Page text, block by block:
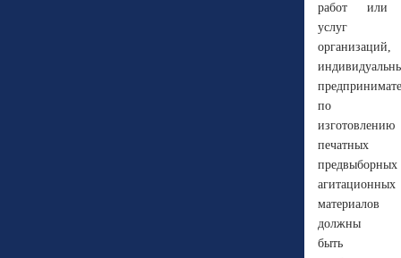
работ или
услуг
организаций,
по
изготовлению
печатных
предвыборных
агитационных
материалов
должны
быть